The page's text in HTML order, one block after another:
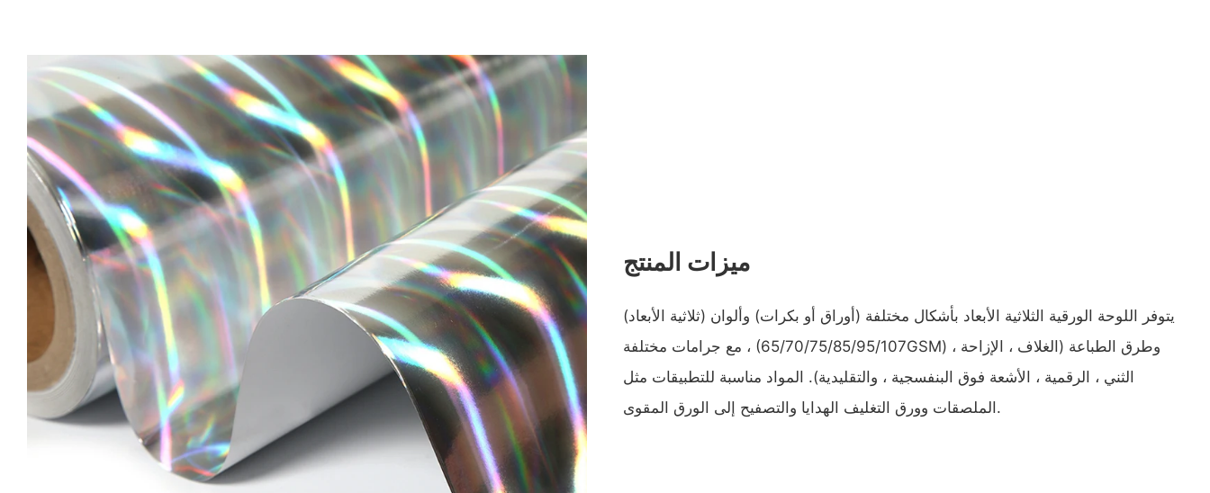
ميزات المنتج
يتوفر اللوحة الورقية الثلاثية الأبعاد بأشكال مختلفة (أوراق أو بكرات) وألوان (ثلاثية الأبعاد)
، مع جرامات مختلفة (65/70/75/85/95/107GSM) وطرق الطباعة (الغلاف ، الإزاحة ،
الثني ، الرقمية ، الأشعة فوق البنفسجية ، والتقليدية). المواد مناسبة للتطبيقات مثل
الملصقات وورق التغليف الهدايا والتصفيح إلى الورق المقوى.